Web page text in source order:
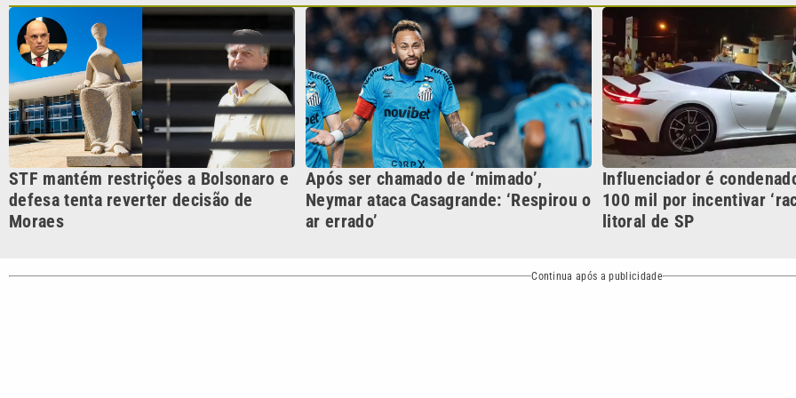
Continua após a publicidade
VTV é afiliada do SBT na
Região Metropolitana de
Campinas e Baixada
CATEGORIAS
Cotidiano Esportes Mundo
Polícia Política Variedades